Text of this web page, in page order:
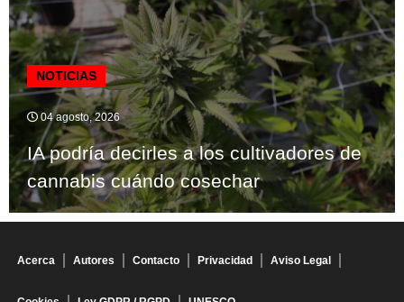
NOTICIAS
04 agosto, 2026
IA podría decirles a los cultivadores de
cannabis cuándo cosechar
Acerca Autores Contacto Privacidad Aviso Legal